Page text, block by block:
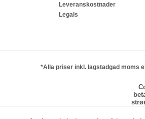
Leveranskostnader
Legals
*Alla priser inkl. lagstadgad moms